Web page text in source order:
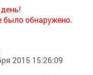
было обнаружено.
2015 15:26:09